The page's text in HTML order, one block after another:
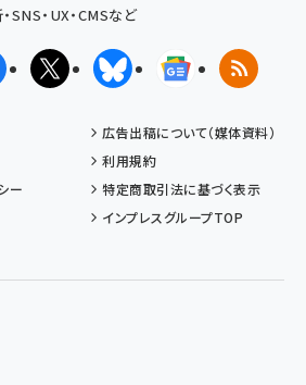
SNS・UX・CMSなど
FacebookX(エックス)BlueskyGoogleニュ
RSS
広告出稿について（媒体資料）
利用規約
ー
特定商取引法に基づく表示
インプレスグループTOP